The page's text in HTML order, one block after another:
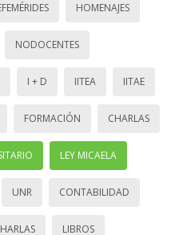
HOMENAJES
NODOCENTES
I + D IITEA IITAE
FORMACIÓN CHARLAS
LEY MICAELA
UNR CONTABILIDAD
LIBROS